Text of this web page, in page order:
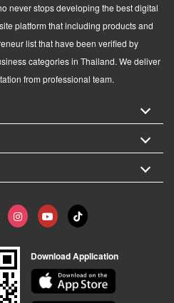
never stops developing the best digital
platform that including products and
list that have been verified by
categories in Thailand. We deliver
from professional team.
Download Application